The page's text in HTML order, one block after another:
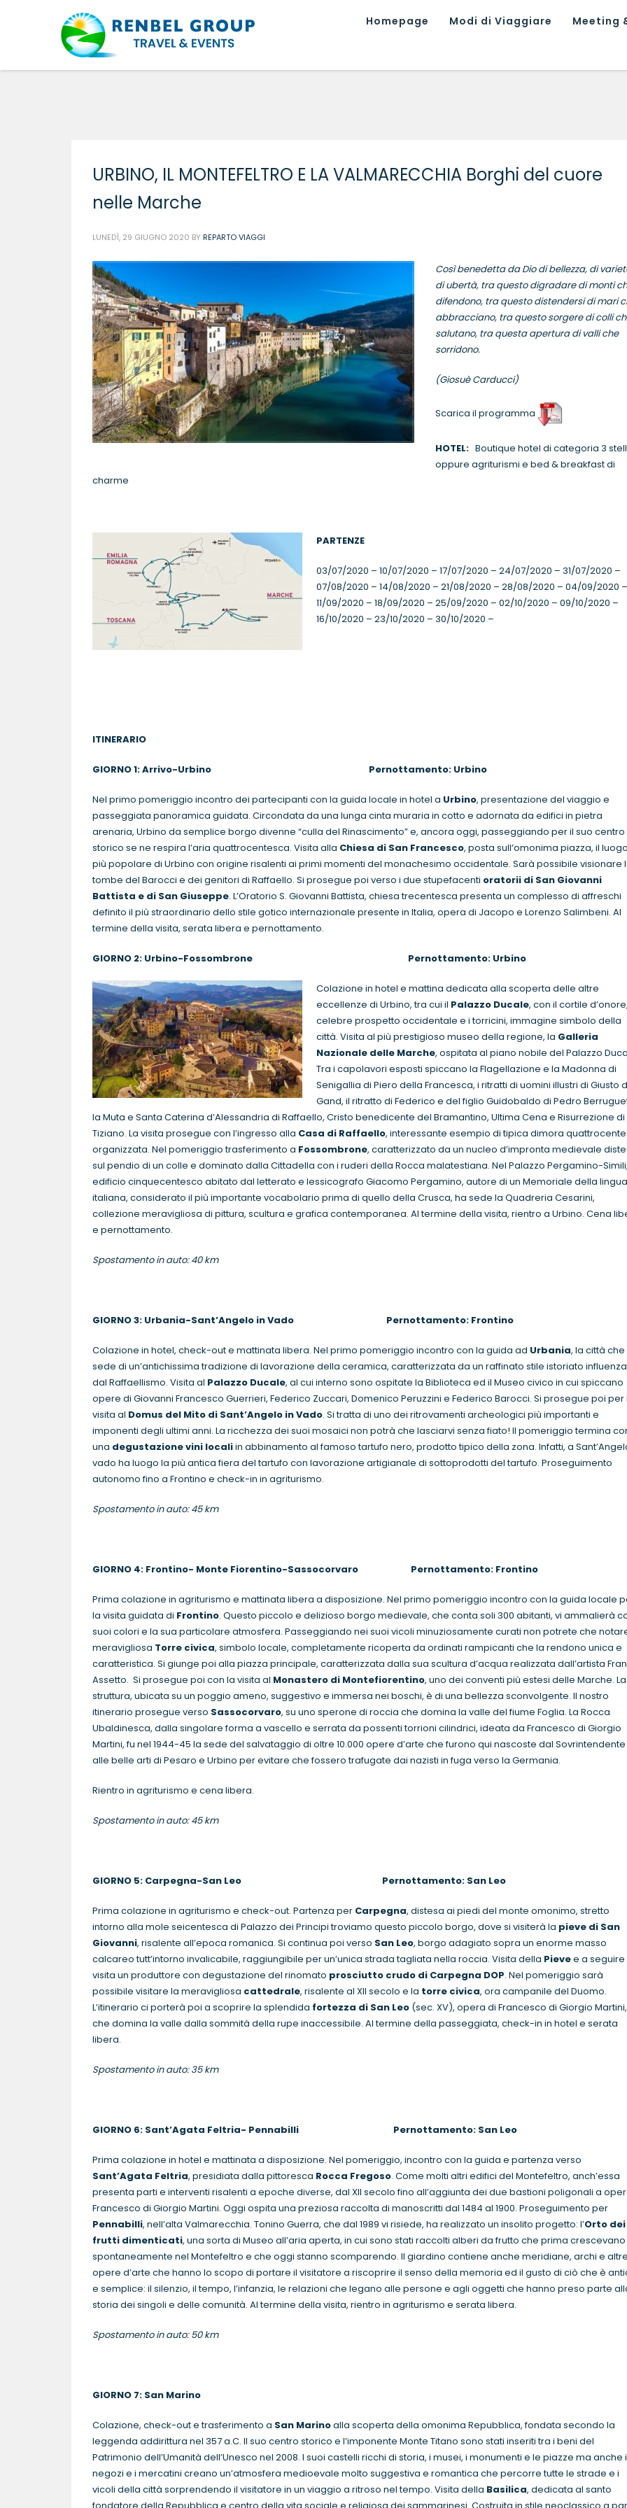
Homepage Modi di Viaggiare Meeting
URBINO, IL MONTEFELTRO E LA VALMARECCHIA Borghi del cuore
nelle Marche
LUNEDÌ, 29 GIUGNO 2020 BY REPARTO VIAGGI
Così benedetta da Dio di bellezza, di
di ubertà, tra questo digradare di monti
difendono, tra questo distendersi di mari
abbracciano, tra questo sorgere di colli
salutano, tra questa apertura di valli che
sorridono.
(Giosuè Carducci)
Scarica il programma
HOTEL: Boutique hotel di categoria 3
oppure agriturismi e bed & breakfast di
charme
PARTENZE
03/07/2020 – 10/07/2020 – 17/07/2020 – 24/07/2020 – 31/07/2020 –
07/08/2020 – 14/08/2020 – 21/08/2020 – 28/08/2020 – 04/09/2020 –
11/09/2020 – 18/09/2020 – 25/09/2020 – 02/10/2020 – 09/10/2020 –
16/10/2020 – 23/10/2020 – 30/10/2020 –
ITINERARIO
GIORNO 1: Arrivo-Urbino Pernottamento: Urbino
Nel primo pomeriggio incontro dei partecipanti con la guida locale in hotel a Urbino, presentazione del viaggio e
passeggiata panoramica guidata. Circondata da una lunga cinta muraria in cotto e adornata da edifici in pietra
arenaria, Urbino da semplice borgo divenne “culla del Rinascimento” e, ancora oggi, passeggiando per il suo centro
storico se ne respira l’aria quattrocentesca. Visita alla Chiesa di San Francesco, posta sull’omonima piazza, il
più popolare di Urbino con origine risalenti ai primi momenti del monachesimo occidentale. Sarà possibile visionare
tombe del Barocci e dei genitori di Raffaello. Si prosegue poi verso i due stupefacenti oratorii di San Giovanni
Battista e di San Giuseppe. L’Oratorio S. Giovanni Battista, chiesa trecentesca presenta un complesso di affreschi
definito il più straordinario dello stile gotico internazionale presente in Italia, opera di Jacopo e Lorenzo Salimbeni. Al
termine della visita, serata libera e pernottamento.
GIORNO 2: Urbino-Fossombrone Pernottamento: Urbino
Colazione in hotel e mattina dedicata alla scoperta delle altre
eccellenze di Urbino, tra cui il Palazzo Ducale, con il cortile
celebre prospetto occidentale e i torricini, immagine simbolo della
città. Visita al più prestigioso museo della regione, la Galleria
Nazionale delle Marche, ospitata al piano nobile del Palazzo
Tra i capolavori esposti spiccano la Flagellazione e la Madonna di
Senigallia di Piero della Francesca, i ritratti di uomini illustri di Giusto
Gand, il ritratto di Federico e del figlio Guidobaldo di Pedro
la Muta e Santa Caterina d’Alessandria di Raffaello, Cristo benedicente del Bramantino, Ultima Cena e Risurrezione di
Tiziano. La visita prosegue con l’ingresso alla Casa di Raffaello, interessante esempio di tipica dimora
organizzata. Nel pomeriggio trasferimento a Fossombrone, caratterizzato da un nucleo d’impronta medievale
sul pendio di un colle e dominato dalla Cittadella con i ruderi della Rocca malatestiana. Nel Palazzo Pergamino-
edificio cinquecentesco abitato dal letterato e lessicografo Giacomo Pergamino, autore di un Memoriale della lingua
italiana, considerato il più importante vocabolario prima di quello della Crusca, ha sede la Quadreria Cesarini,
collezione meravigliosa di pittura, scultura e grafica contemporanea. Al termine della visita, rientro a Urbino. Cena
e pernottamento.
Spostamento in auto: 40 km
GIORNO 3: Urbania-Sant’Angelo in Vado Pernottamento: Frontino
Colazione in hotel, check-out e mattinata libera. Nel primo pomeriggio incontro con la guida ad Urbania, la città
sede di un’antichissima tradizione di lavorazione della ceramica, caratterizzata da un raffinato stile istoriato
dal Raffaellismo. Visita al Palazzo Ducale, al cui interno sono ospitate la Biblioteca ed il Museo civico in cui spiccano
opere di Giovanni Francesco Guerrieri, Federico Zuccari, Domenico Peruzzini e Federico Barocci. Si prosegue poi per
visita al Domus del Mito di Sant’Angelo in Vado. Si tratta di uno dei ritrovamenti archeologici più importanti e
imponenti degli ultimi anni. La ricchezza dei suoi mosaici non potrà che lasciarvi senza fiato! Il pomeriggio termina
una degustazione vini localiin abbinamento al famoso tartufo nero, prodotto tipico della zona. Infatti, a
vado ha luogo la più antica fiera del tartufo con lavorazione artigianale di sottoprodotti del tartufo. Proseguimento
autonomo fino a Frontino e check-in in agriturismo.
Spostamento in auto: 45 km
GIORNO 4: Frontino- Monte Fiorentino-Sassocorvaro Pernottamento: Frontino
Prima colazione in agriturismo e mattinata libera a disposizione. Nel primo pomeriggio incontro con la guida locale
la visita guidata di Frontino. Questo piccolo e delizioso borgo medievale, che conta soli 300 abitanti, vi ammalierà
suoi colori e la sua particolare atmosfera. Passeggiando nei suoi vicoli minuziosamente curati non potrete che
meravigliosa Torre civica, simbolo locale, completamente ricoperta da ordinati rampicanti che la rendono unica e
caratteristica. Si giunge poi alla piazza principale, caratterizzata dalla sua scultura d’acqua realizzata dall’artista
Assetto. Si prosegue poi con la visita al Monastero di Montefiorentino, uno dei conventi più estesi delle Marche. La
struttura, ubicata su un poggio ameno, suggestivo e immersa nei boschi, è di una bellezza sconvolgente. Il nostro
itinerario prosegue verso Sassocorvaro, su uno sperone di roccia che domina la valle del fiume Foglia. La Rocca
Ubaldinesca, dalla singolare forma a vascello e serrata da possenti torrioni cilindrici, ideata da Francesco di Giorgio
Martini, fu nel 1944-45 la sede del salvataggio di oltre 10.000 opere d’arte che furono qui nascoste dal Sovrintendente
alle belle arti di Pesaro e Urbino per evitare che fossero trafugate dai nazisti in fuga verso la Germania.
Rientro in agriturismo e cena libera.
Spostamento in auto: 45 km
GIORNO 5: Carpegna-San Leo Pernottamento: San Leo
Prima colazione in agriturismo e check-out. Partenza per Carpegna, distesa ai piedi del monte omonimo, stretto
intorno alla mole seicentesca di Palazzo dei Principi troviamo questo piccolo borgo, dove si visiterà la pieve di San
Giovanni, risalente all’epoca romanica. Si continua poi verso San Leo, borgo adagiato sopra un enorme masso
calcareo tutt’intorno invalicabile, raggiungibile per un’unica strada tagliata nella roccia. Visita della Pievee a seguire
visita un produttore con degustazione del rinomato prosciutto crudo di Carpegna DOP. Nel pomeriggio sarà
possibile visitare la meravigliosa cattedrale, risalente al XII secolo e la torre civica, ora campanile del Duomo.
L’itinerario ci porterà poi a scoprire la splendida fortezza di San Leo (sec. XV), opera di Francesco di Giorgio Martini,
che domina la valle dalla sommità della rupe inaccessibile. Al termine della passeggiata, check-in in hotel e serata
libera.
Spostamento in auto: 35 km
GIORNO 6: Sant’Agata Feltria- Pennabilli Pernottamento: San Leo
Prima colazione in hotel e mattinata a disposizione. Nel pomeriggio, incontro con la guida e partenza verso
Sant’Agata Feltria, presidiata dalla pittoresca Rocca Fregoso. Come molti altri edifici del Montefeltro, anch’essa
presenta parti e interventi risalenti a epoche diverse, dal XII secolo fino all’aggiunta dei due bastioni poligonali a
Francesco di Giorgio Martini. Oggi ospita una preziosa raccolta di manoscritti dal 1484 al 1900. Proseguimento per
Pennabilli, nell’alta Valmarecchia. Tonino Guerra, che dal 1989 vi risiede, ha realizzato un insolito progetto: l’Orto dei
frutti dimenticati, una sorta di Museo all’aria aperta, in cui sono stati raccolti alberi da frutto che prima crescevano
spontaneamente nel Montefeltro e che oggi stanno scomparendo. Il giardino contiene anche meridiane, archi e
opere d’arte che hanno lo scopo di portare il visitatore a riscoprire il senso della memoria ed il gusto di ciò che è
e semplice: il silenzio, il tempo, l’infanzia, le relazioni che legano alle persone e agli oggetti che hanno preso parte
storia dei singoli e delle comunità. Al termine della visita, rientro in agriturismo e serata libera.
Spostamento in auto: 50 km
GIORNO 7: San Marino
Colazione, check-out e trasferimento a San Marinoalla scoperta della omonima Repubblica, fondata secondo la
leggenda addirittura nel 357 a.C. Il suo centro storico e l’imponente Monte Titano sono stati inseriti tra i beni del
Patrimonio dell’Umanità dell’Unesco nel 2008. I suoi castelli ricchi di storia, i musei, i monumenti e le piazze ma anche i
negozi e i mercatini creano un’atmosfera medioevale molto suggestiva e romantica che percorre tutte le strade e i
vicoli della città sorprendendo il visitatore in un viaggio a ritroso nel tempo. Visita della Basilica, dedicata al santo